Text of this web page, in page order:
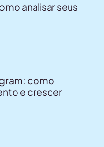
analisar seus
como
e crescer